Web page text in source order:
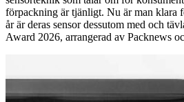
förpackning är tjänligt. Nu är man klara
år är deras sensor dessutom med och
Award 2026, arrangerad av Packnews